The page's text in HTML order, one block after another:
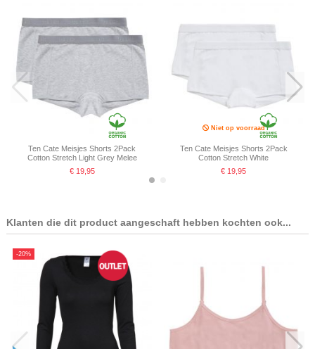
Ten Cate Meisjes Shorts 2Pack
Cotton Stretch Light Grey Melee
€ 19,95
Niet op voorraad
Ten Cate Meisjes Shorts 2Pack
Cotton Stretch White
€ 19,95
Klanten die dit product aangeschaft hebben kochten ook...
-20%